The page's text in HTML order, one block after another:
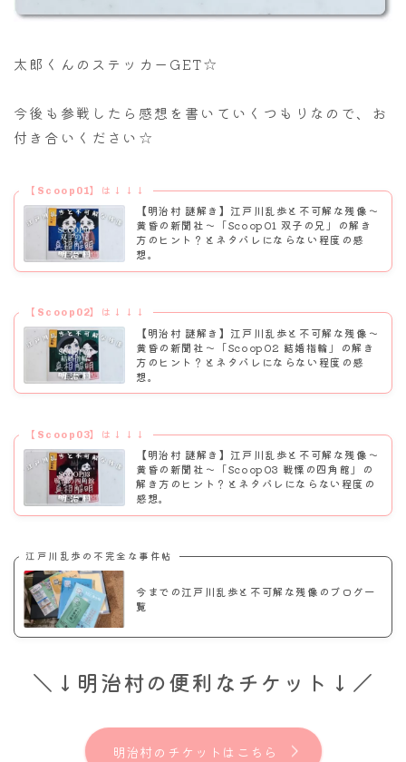
太郎くんのステッカーGET☆
今後も参戦したら感想を書いていくつもりなので、お
付き合いください☆
【Scoop01】は↓↓↓
【明治村 謎解き】江戸川乱歩と不可解な残像～
黄昏の新聞社〜「Scoop01 双子の兄」の解き
方のヒント？とネタバレにならない程度の感
想。
【Scoop02】は↓↓↓
【明治村 謎解き】江戸川乱歩と不可解な残像～
黄昏の新聞社〜「Scoop02 結婚指輪」の解き
方のヒント？とネタバレにならない程度の感
想。
【Scoop03】は↓↓↓
【明治村 謎解き】江戸川乱歩と不可解な残像～
黄昏の新聞社〜「Scoop03 戦慄の四角館」の
解き方のヒント？とネタバレにならない程度の
感想。
江戸川乱歩の不完全な事件帖
今までの江戸川乱歩と不可解な残像のブログ一
覧
＼↓明治村の便利なチケット↓／
明治村のチケットはこちら